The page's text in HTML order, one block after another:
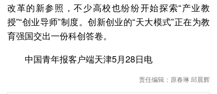
改革的新参照，不少高校也纷纷开始探索“产业教
授”“创业导师”制度。创新创业的“天大模式”正在为教
育强国交出一份科创答卷。
中国青年报客户端天津5月28日电
责任编辑：原春琳 邱晨辉